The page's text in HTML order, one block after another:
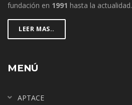
fundación en 1991 hasta la actualidad.
LEER MAS..
MENÚ
APTACE